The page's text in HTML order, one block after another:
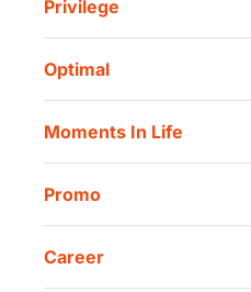
Danamon Cash Connect User
Danamon Digital Onboarding
Danamon QR Merchant
Investor Information
Privilege
Optimal
Moments In Life
Promo
Career